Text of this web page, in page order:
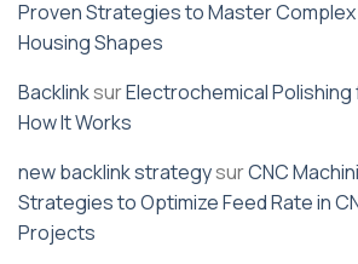
Proven Strategies to Master
Housing Shapes
BacklinksurElectrochemical Polishing
How It Works
new backlink strategysurCNC
Strategies to Optimize Feed Rate in
Projects